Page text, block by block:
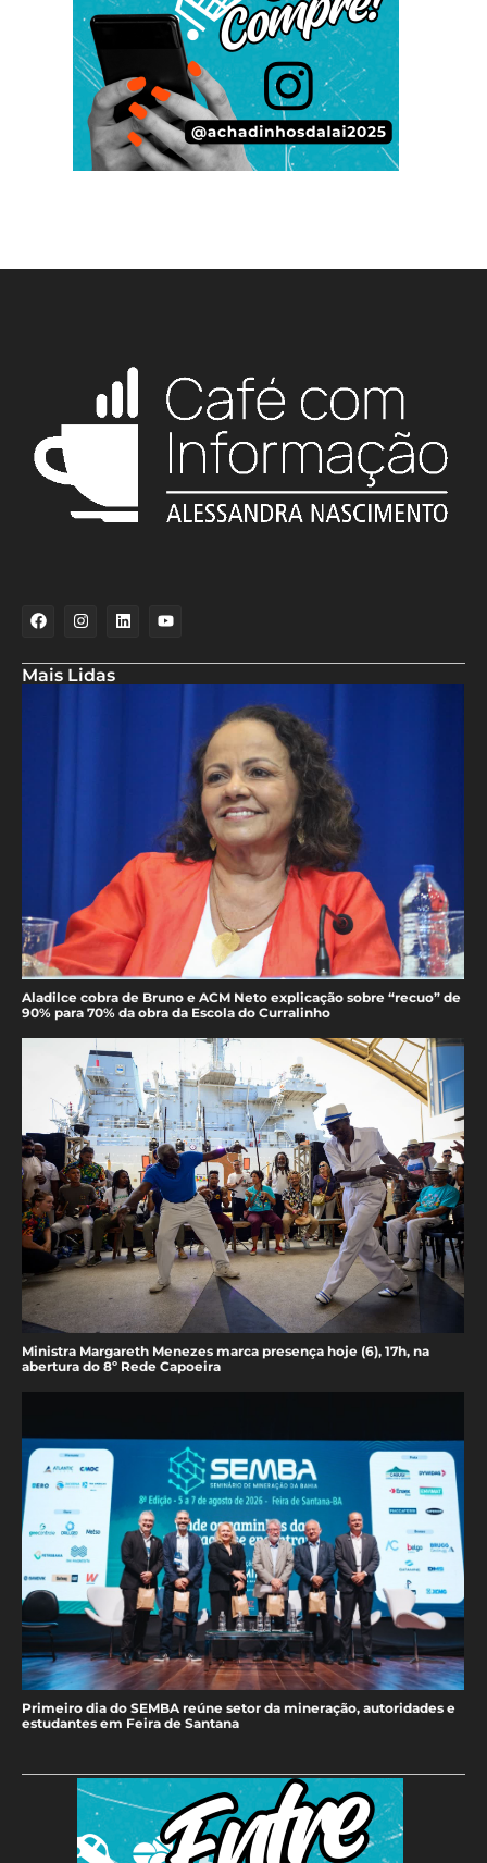
Mais Lidas
Aladilce cobra de Bruno e ACM Neto explicação sobre “recuo” de
90% para 70% da obra da Escola do Curralinho
Ministra Margareth Menezes marca presença hoje (6), 17h, na
abertura do 8º Rede Capoeira
Primeiro dia do SEMBA reúne setor da mineração, autoridades e
estudantes em Feira de Santana